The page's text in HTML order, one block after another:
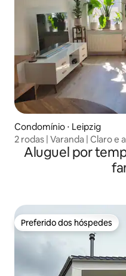
Condomínio ⋅ Leipzig
2 rodas | Varanda | Claro e
350m
Aluguel por
Preferido dos hóspedes
Preferido dos hóspedes